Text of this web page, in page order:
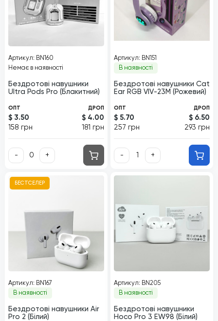
Артикул: BN160
Немає в наявності
Бездротові навушники
Ultra Pods Pro (Блакитний)
ОПТ
$ 3.50
158 грн
ДРОП
$ 4.00
181 грн
- +
Артикул: BN151
В наявності
Бездротові навушники Cat
Ear RGB VIV-23M (Рожевий)
ОПТ
$ 5.70
257 грн
ДРОП
$ 6.50
293 грн
- +
БЕСТСЕЛЕР
Артикул: BN167
В наявності
Бездротові навушники Air
Pro 2 (Білий)
Артикул: BN205
В наявності
Бездротові навушники
Hoco Pro 3 EW98 (Білий)